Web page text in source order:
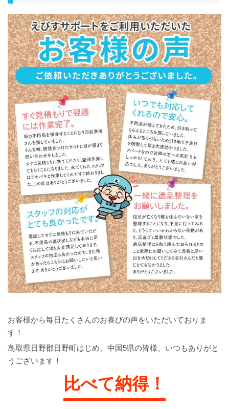
お客様から毎日たくさんのお喜びの声をいただいておりま
す！
鳥取県日野郡日野町はじめ、中国5県の皆様、いつもありがと
うございます！
比べて納得！